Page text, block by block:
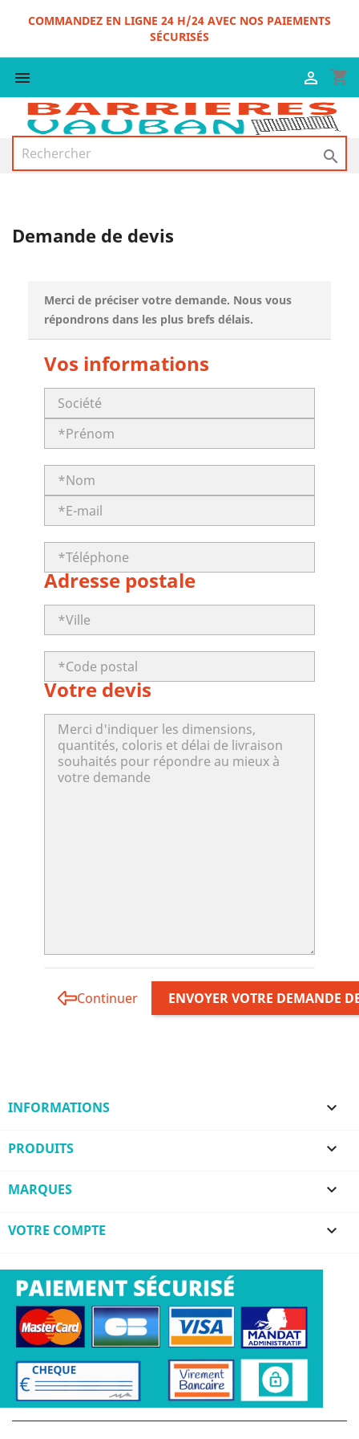
COMMANDEZ EN LIGNE 24 H/24 AVEC NOS PAIEMENTS
SÉCURISÉS
 shopping_cart


Demande de devis
Merci de préciser votre demande. Nous vous
répondrons dans les plus brefs délais.
Vos informations
Adresse postale
Votre devis
Continuer ENVOYER VOTRE DEMANDE
INFORMATIONS 
PRODUITS 
MARQUES 
VOTRE COMPTE 